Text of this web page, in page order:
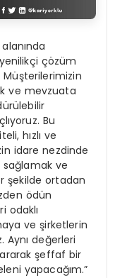
çözüm
Müşterilerimizin
ve mevzuata
Bu
hızlı ve
idare nezdinde
sağlamak ve
şekilde ortadan
ödün
odaklı
ve şirketlerin
Aynı değerleri
şeffaf bir
yapacağım.”